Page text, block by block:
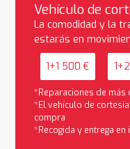
Vehículo de
La comodidad y la
estarás en
1+1 500 €
*Reparaciones de más
*El vehículo de
compra
*Recogida y entrega